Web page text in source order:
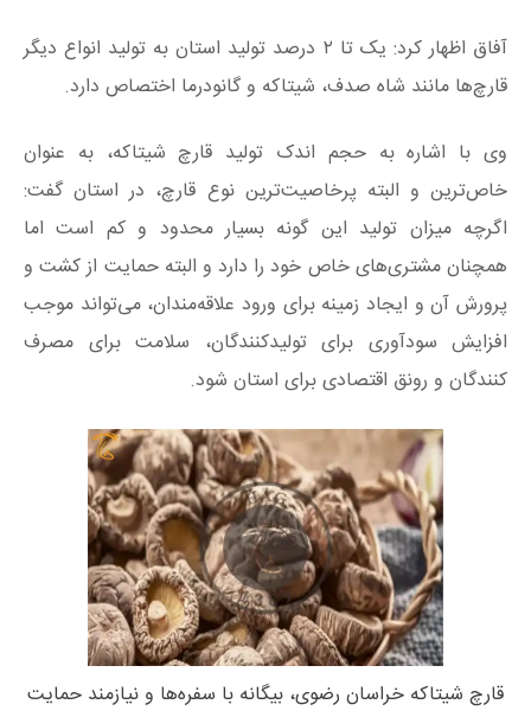
آفاق اظهار کرد: یک تا ۲ درصد تولید استان به تولید انواع دیگر
قارچ‌ها مانند شاه صدف، شیتاکه و گانودرما اختصاص دارد.
وی با اشاره به حجم اندک تولید قارچ شیتاکه، به عنوان
خاص‌ترین و البته پرخاصیت‌ترین نوع قارچ، در استان گفت:
اگرچه میزان تولید این گونه بسیار محدود و کم است اما
همچنان مشتری‌های خاص خود را دارد و البته حمایت از کشت و
پرورش آن و ایجاد زمینه برای ورود علاقه‌مندان، می‌تواند موجب
افزایش سودآوری برای تولیدکنندگان، سلامت برای مصرف
کنندگان و رونق اقتصادی برای استان شود.
قارچ شیتاکه خراسان رضوی، بیگانه با سفره‌ها و نیازمند حمایت